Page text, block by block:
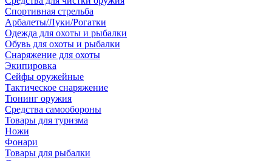
Спортивная стрельба
Арбалеты/Луки/Рогатки
Одежда для охоты и рыбалки
Обувь для охоты и рыбалки
Снаряжение для охоты
Экипировка
Сейфы оружейные
Тактическое снаряжение
Тюнинг оружия
Средства самообороны
Товары для туризма
Ножи
Фонари
Товары для рыбалки